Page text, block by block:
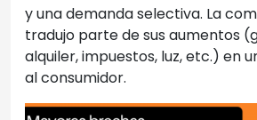
y una demanda selectiva. La
tradujo parte de sus aumentos
alquiler, impuestos, luz, etc.) en
al consumidor.